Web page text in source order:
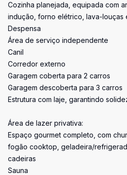
Cozinha planejada, equipada com
indução, forno elétrico, lava-louças
Despensa
Área de serviço independente
Canil
Corredor externo
Garagem coberta para 2 carros
Garagem descoberta para 3 carros
Estrutura com laje, garantindo
Área de lazer privativa:
Espaço gourmet completo, com
fogão cooktop, geladeira/
cadeiras
Sauna